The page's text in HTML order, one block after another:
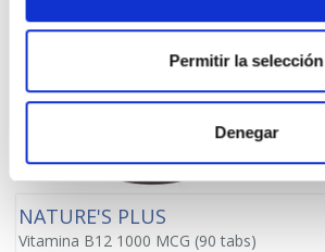
Permitir la selección
Denegar
NATURE'S PLUS
Vitamina B12 1000 MCG (90 tabs)